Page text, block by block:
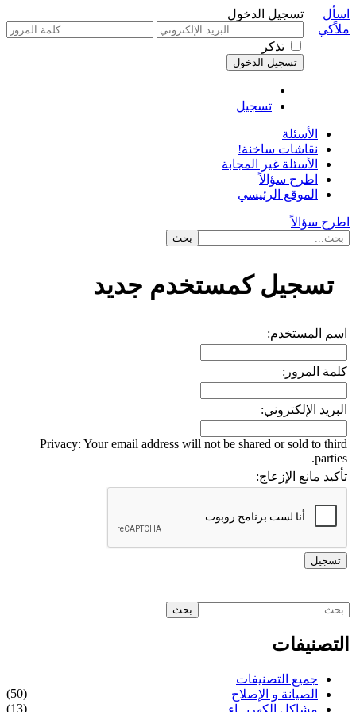
تسجيل الدخول
تذكر
تسجيل
اسأل
ملاًكي
الأسئلة
نقاشات ساخنة!
الأسئلة غير المجابة
اطرح سؤالاً
الموقع الرئيسي
اطرح سؤالاً
تسجيل كمستخدم جديد
اسم المستخدم:
كلمة المرور:
البريد الإلكتروني:
Privacy: Your email address will not be shared or sold to third
parties.
تأكيد مانع الإزعاج:
التصنيفات
جميع التصنيفات
الصيانة و الإصلاح
(50)
(13)